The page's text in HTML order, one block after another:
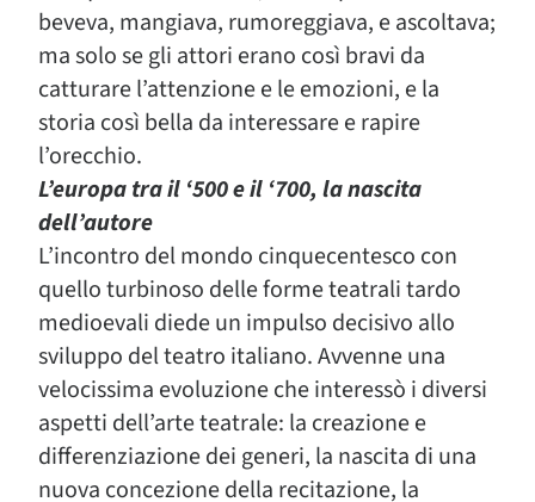
beveva, mangiava, rumoreggiava, e ascoltava;
ma solo se gli attori erano così bravi da
catturare l’attenzione e le emozioni, e la
storia così bella da interessare e rapire
l’orecchio.
L’europa tra il ‘500 e il ‘700, la nascita
dell’autore
L’incontro del mondo cinquecentesco con
quello turbinoso delle forme teatrali tardo
medioevali diede un impulso decisivo allo
sviluppo del teatro italiano. Avvenne una
velocissima evoluzione che interessò i diversi
aspetti dell’arte teatrale: la creazione e
differenziazione dei generi, la nascita di una
nuova concezione della recitazione, la